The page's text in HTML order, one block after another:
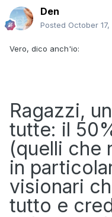
Den
Posted October
Vero, dico anch'io:
Ragazzi,
tutte: il
(quelli che
in
visionari
tutto e